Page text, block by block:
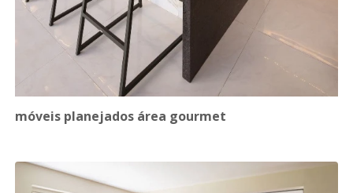
móveis planejados área gourmet